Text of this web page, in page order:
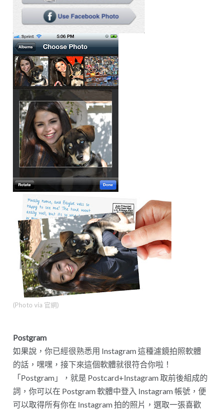
(Photo via 官網)
Postgram
如果說，你已經很熟悉用 Instagram 這種濾鏡拍照軟體
的話，嘿嘿，接下來這個軟體就很符合你啦！
「Postgram」，就是 Postcard+Instagram 取前後組成的
詞，你可以在 Postgram 軟體中登入 Instagram 帳號，便
可以取得所有你在 Instagram 拍的照片，選取一張喜歡